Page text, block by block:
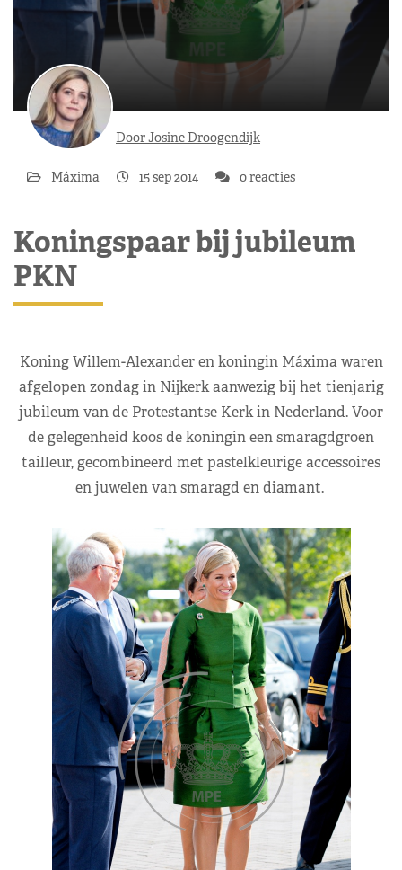
Door Josine Droogendijk
Máxima 15 sep 2014 0 reacties
Koningspaar bij jubileum
PKN
Koning Willem-Alexander en koningin Máxima waren
afgelopen zondag in Nijkerk aanwezig bij het tienjarig
jubileum van de Protestantse Kerk in Nederland. Voor
de gelegenheid koos de koningin een smaragdgroen
tailleur, gecombineerd met pastelkleurige accessoires
en juwelen van smaragd en diamant.